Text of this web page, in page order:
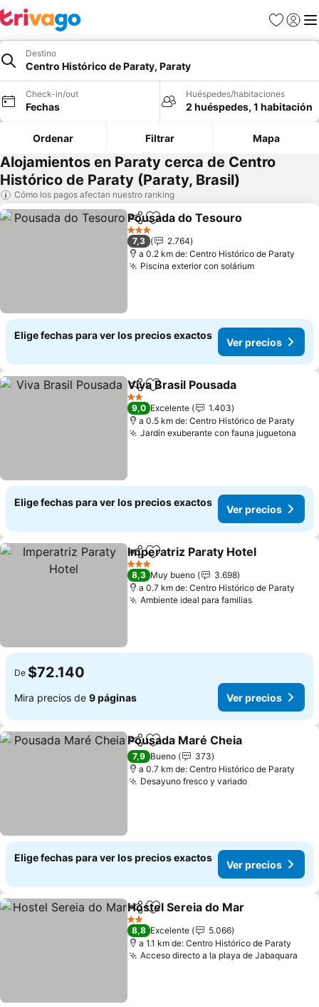
Favoritos
Iniciar
Destino
Centro Histórico de Paraty, Paraty
Check-in/out
Fechas
Huéspedes/habitaciones
2 huéspedes, 1 habitación
Ordenar Filtrar Mapa
Alojamientos en Paraty cerca de Centro
Histórico de Paraty (Paraty, Brasil)
Cómo los pagos afectan nuestro ranking
CompartirAgregar a favoritos
Pousada do Tesouro
3 Estrellas
7,3
2.764
a 0.2 km de: Centro Histórico de Paraty
Piscina exterior con soláriumVer precios
Elige fechas para ver los precios exactos
Ver precios
CompartirAgregar a favoritos
Viva Brasil Pousada
2 Estrellas
9,0 Excelente
1.403
a 0.5 km de: Centro Histórico de Paraty
Jardín exuberante con fauna juguetona
Elige fechas para ver los precios exactos
Ver precios
CompartirAgregar a favoritos
Imperatriz Paraty Hotel
3 Estrellas
8,3 Muy bueno
3.698
a 0.7 km de: Centro Histórico de Paraty
Ambiente ideal para familiasVer precios
De $72.140
Mira precios de 9 páginas Ver precios
CompartirAgregar a favoritos
Pousada Maré Cheia
7,9 Bueno
373
a 0.7 km de: Centro Histórico de Paraty
Desayuno fresco y variadoVer precios
Elige fechas para ver los precios exactos
Ver precios
CompartirAgregar a favoritos
Hostel Sereia do Mar
2 Estrellas
8,8 Excelente
5.066
a 1.1 km de: Centro Histórico de Paraty
Acceso directo a la playa de Jabaquara